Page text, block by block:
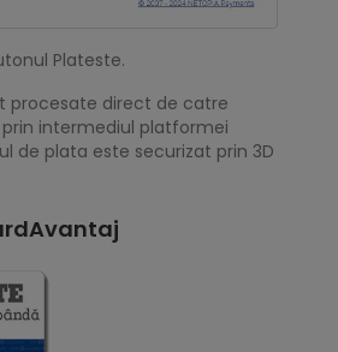
Plateste.
procesate direct de catre
intermediul platformei
de plata este securizat prin 3D